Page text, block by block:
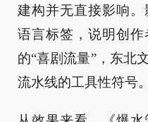
建构并无直接影响
语言标签，说明创
的“喜剧流量”，东北
流水线的工具性符号。